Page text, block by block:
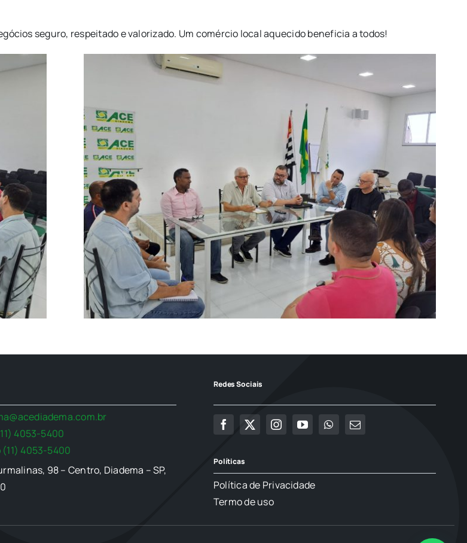
seguro, respeitado e valorizado. Um comércio local aquecido beneficia a todos!
4053-5400
4053-5400
98 – Centro, Diadema – SP,
Redes Sociais
Políticas
Política de Privacidade
Termo de uso